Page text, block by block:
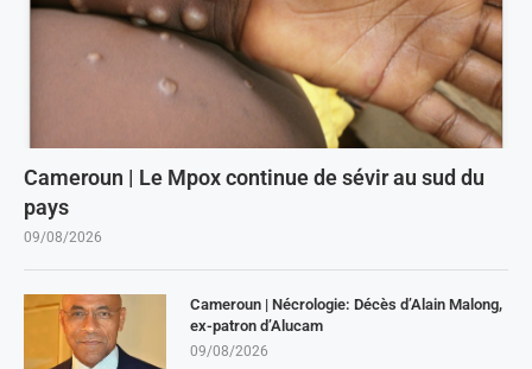
Cameroun | Le Mpox continue de sévir au sud du
pays
09/08/2026
Cameroun | Nécrologie: Décès d’Alain Malong,
ex-patron d’Alucam
09/08/2026